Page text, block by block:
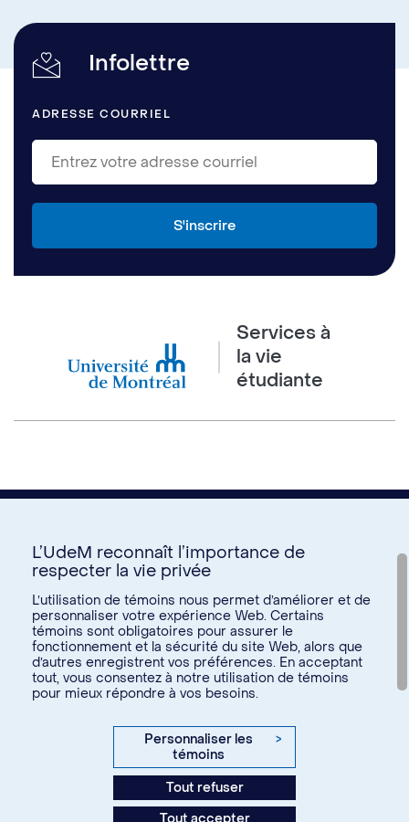
Infolettre
ADRESSE COURRIEL
Services à
la vie
étudiante
Nous joindre
Voir tous les liens
Calendrier de la vie étudiante
Ateliers culturels
Expérience étudiante
Espace entreprises
Aide financière et emploi
Espace ressources SVE
Confidentialité
Conditions d’utilisation
Paramètres des témoins
Agence webKryzalid
L’UdeM reconnaît l’importance de
respecter la vie privée
L’utilisation de témoins nous permet d’améliorer et de
personnaliser votre expérience Web. Certains
témoins sont obligatoires pour assurer le
fonctionnement et la sécurité du site Web, alors que
d’autres enregistrent vos préférences. En acceptant
tout, vous consentez à notre utilisation de témoins
pour mieux répondre à vos besoins.
Personnaliser les
témoins
>
Tout refuser